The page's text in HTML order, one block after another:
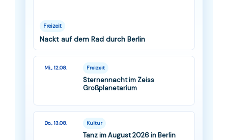
Freizeit
Nackt auf dem Rad durch Berlin
Mi., 12.08. Freizeit
Sternennacht im Zeiss
Großplanetarium
Do., 13.08. Kultur
Tanz im August 2026 in Berlin